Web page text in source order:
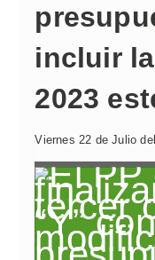
incluir
2023
Viernes 22 de Julio